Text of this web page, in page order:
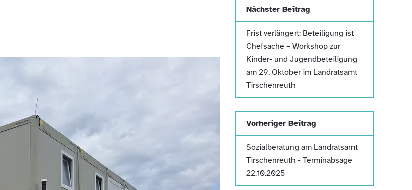
Nächster Beitrag
Frist verlängert: Beteiligung ist
Chefsache – Workshop zur
Kinder- und Jugendbeteiligung
am 29. Oktober im Landratsamt
Tirschenreuth
Vorheriger Beitrag
Sozialberatung am Landratsamt
Tirschenreuth - Terminabsage
22.10.2025